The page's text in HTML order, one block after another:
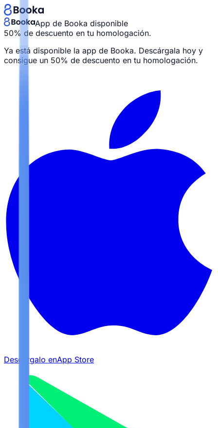
App de Booka disponible
50% de descuento en tu homologación.
Ya está disponible la app de Booka. Descárgala hoy y
consigue un 50% de descuento en tu homologación.
Descárgalo enApp Store